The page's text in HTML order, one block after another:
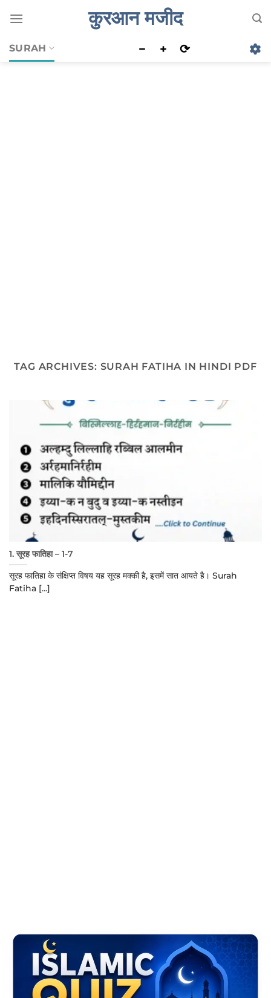
कुरआन मजीद
SURAH − + ⟳
TAG ARCHIVES: SURAH FATIHA IN HINDI PDF
1. सूरह फातिहा – 1-7
सूरह फातिहा के संक्षिप्त विषय यह सूरह मक्की है, इसमें सात आयते है। Surah
Fatiha [...]